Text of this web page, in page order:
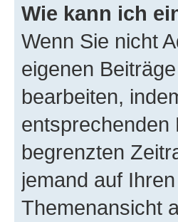
Wie kann ich
Wenn Sie nicht
eigenen
bearbeiten,
entsprechenden
begrenzten
jemand auf
Themenansicht